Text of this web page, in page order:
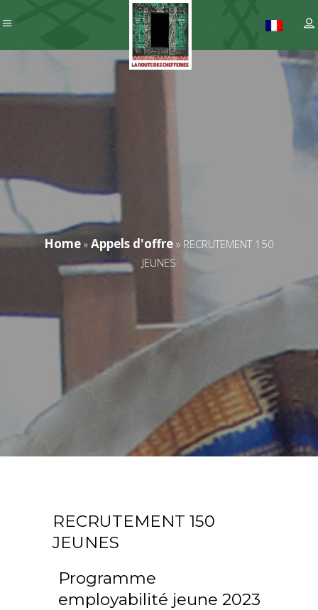
Home » Appels d'offre » RECRUTEMENT 150
JEUNES
RECRUTEMENT 150
JEUNES
Programme
employabilité jeune 2023